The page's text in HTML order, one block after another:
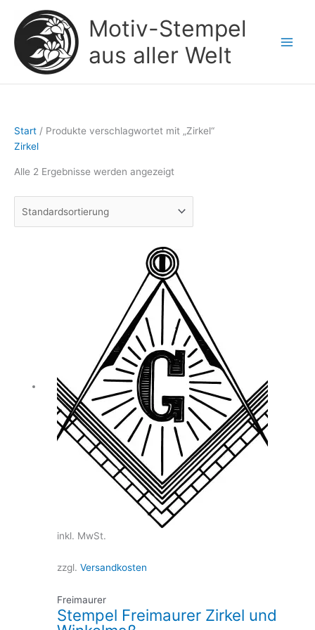
Inhalt
springen
Motiv-Stempel
aus aller Welt
Start / Produkte verschlagwortet mit „Zirkel“
Zirkel
Alle 2 Ergebnisse werden angezeigt
inkl. MwSt.
zzgl.Versandkosten
Freimaurer
Stempel Freimaurer Zirkel und